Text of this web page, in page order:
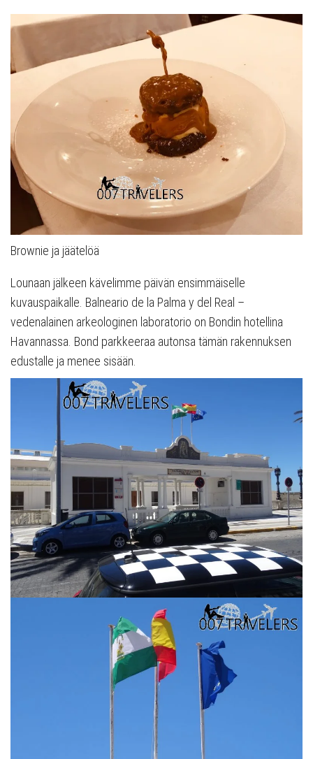
Brownie ja jäätelöä
Lounaan jälkeen kävelimme päivän ensimmäiselle
kuvauspaikalle. Balneario de la Palma y del Real –
vedenalainen arkeologinen laboratorio on Bondin hotellina
Havannassa. Bond parkkeeraa autonsa tämän rakennuksen
edustalle ja menee sisään.